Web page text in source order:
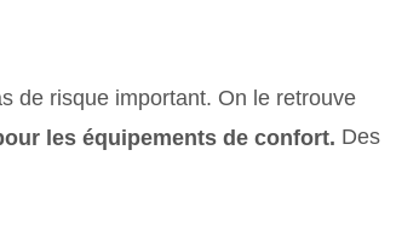
de risque important. On le retrouve
les équipements de confort. Des